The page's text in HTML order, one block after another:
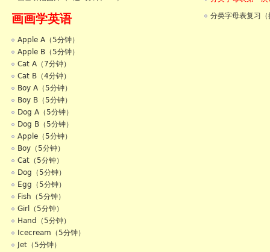
画画学英语
Apple A（5分钟）
Apple B（5分钟）
Cat A（7分钟）
Cat B（4分钟）
Boy A（5分钟）
Boy B（5分钟）
Dog A（5分钟）
Dog B（5分钟）
Apple（5分钟）
Boy（5分钟）
Cat（5分钟）
Dog（5分钟）
Egg（5分钟）
Fish（5分钟）
Girl（5分钟）
Hand（5分钟）
Icecream（5分钟）
Jet（5分钟）
分类字母表复习